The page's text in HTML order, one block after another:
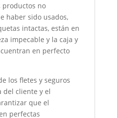
productos no
haber sido usados,
intactas, están en
impecable y la caja y
en perfecto
los fletes y seguros
del cliente y el
que el
perfectas